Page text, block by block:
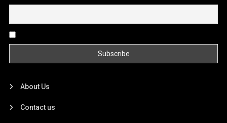
About Us
Contact us